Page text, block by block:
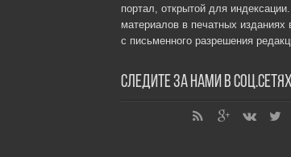
портал, открытой для
материалов в печатных изданиях
с письменного разрешения
Следите за нами в соц.сетях